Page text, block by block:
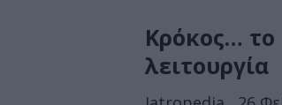
Κρόκος… το
λειτουργία